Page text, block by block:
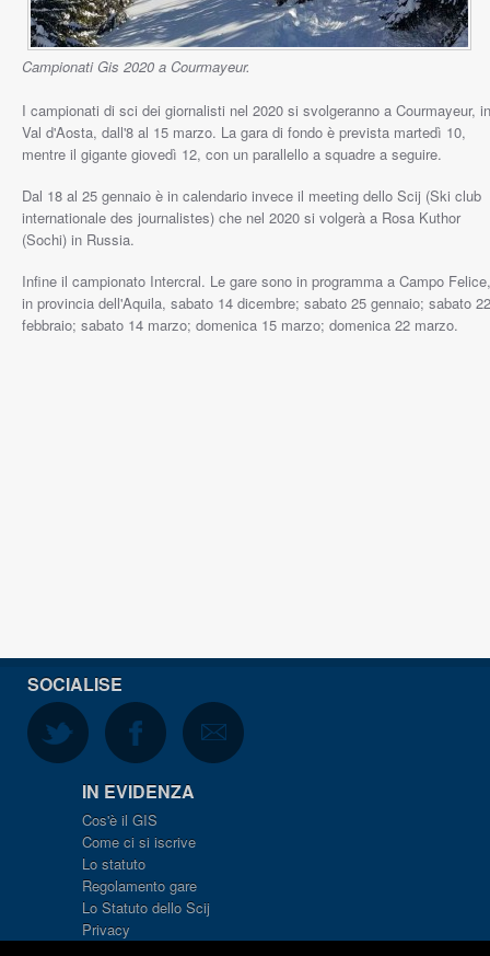
Campionati Gis 2020 a Courmayeur.
I campionati di sci dei giornalisti nel 2020 si svolgeranno a Courmayeur, in
Val d'Aosta, dall'8 al 15 marzo. La gara di fondo è prevista martedì 10,
mentre il gigante giovedì 12, con un parallello a squadre a seguire.
Dal 18 al 25 gennaio è in calendario invece il meeting dello Scij (Ski club
internationale des journalistes) che nel 2020 si volgerà a Rosa Kuthor
(Sochi) in Russia.
Infine il campionato Intercral. Le gare sono in programma a Campo Felice,
in provincia dell'Aquila, sabato 14 dicembre; sabato 25 gennaio; sabato 22
febbraio; sabato 14 marzo; domenica 15 marzo; domenica 22 marzo.
SOCIALISE
IN EVIDENZA
Cos'è il GIS
Come ci si iscrive
Lo statuto
Regolamento gare
Lo Statuto dello Scij
Privacy